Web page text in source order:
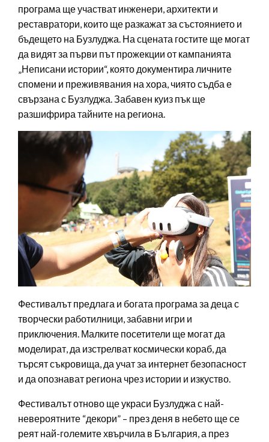
програма ще участват инженери, архитекти и
реставратори, които ще разкажат за състоянието и
бъдещето на Бузлуджа. На сцената гостите ще могат
да видят за първи път прожекции от кампанията
„Неписани истории“, която документира личните
спомени и преживявания на хора, чиято съдба е
свързана с Бузлуджа. Забавен куиз пък ще
разшифрира тайните на региона.
Фестивалът предлага и богата програма за деца с
творчески работилници, забавни игри и
приключения. Малките посетители ще могат да
моделират, да изстрелват космически кораб, да
търсят съкровища, да учат за интернет безопасност
и да опознават региона чрез истории и изкуство.
Фестивалът отново ще украси Бузлуджа с най-
невероятните “декори” – през деня в небето ще се
реят най-големите хвърчила в България, а през